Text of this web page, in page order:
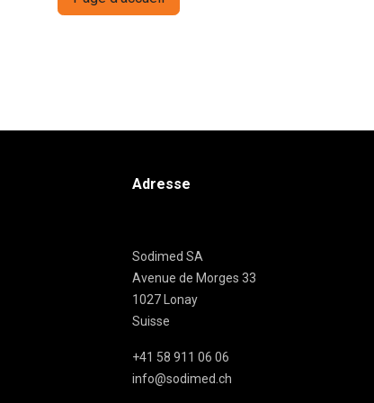
Adresse
Sodimed SA
Avenue de Morges 33
1027 Lonay
Suisse
+41 58 911 06 06
info@sodimed.ch